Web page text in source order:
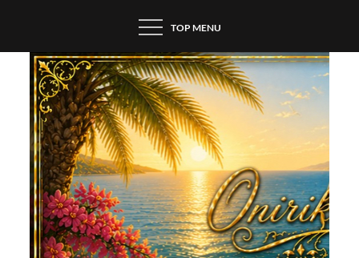
content
TOP MENU